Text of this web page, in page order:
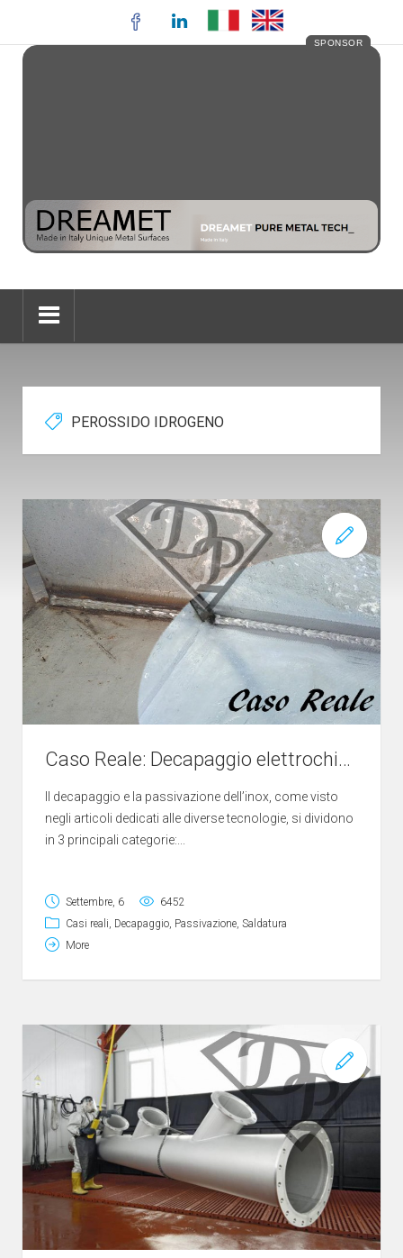
SPONSOR
PEROSSIDO IDROGENO
Caso Reale: Decapaggio elettrochimico e Passivazione di mensole in AISI 430
Il decapaggio e la passivazione dell’inox, come visto
negli articoli dedicati alle diverse tecnologie, si dividono
in 3 principali categorie:...
Settembre, 6
6452
Casi reali Decapaggio Passivazione Saldatura
More